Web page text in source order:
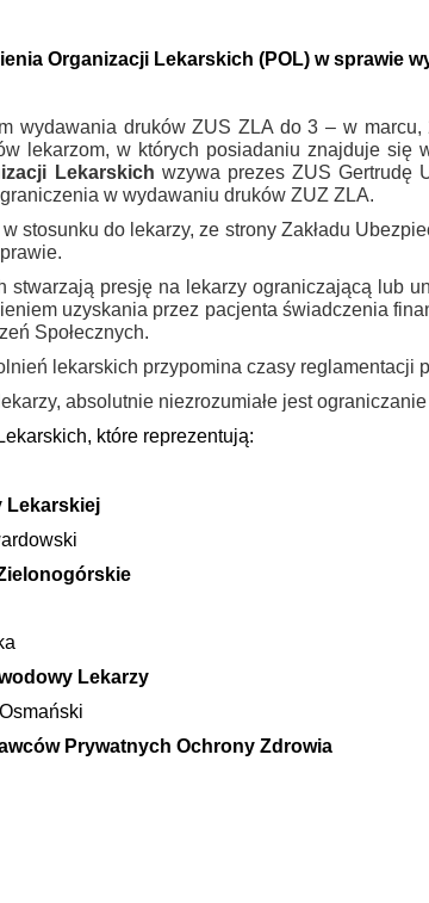
Organizacji Lekarskich (POL) w sprawie
wydawania druków ZUS ZLA do 3 – w
lekarzom, w których posiadaniu znajduje
Lekarskich wzywa prezes ZUS Gertrudę
w wydawaniu druków ZUZ ZLA.
stosunku do lekarzy, ze strony Zakładu
stwarzają presję na lekarzy ograniczającą lub
uzyskania przez pacjenta świadczenia
Społecznych.
lekarskich przypomina czasy reglamentacji
absolutnie niezrozumiałe jest
które reprezentują:
Lekarskiej
Lekarzy
Prywatnych Ochrony Zdrowia